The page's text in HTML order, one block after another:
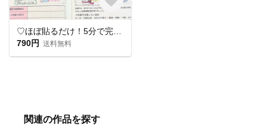
790円 送料無料
関連の作品を探す